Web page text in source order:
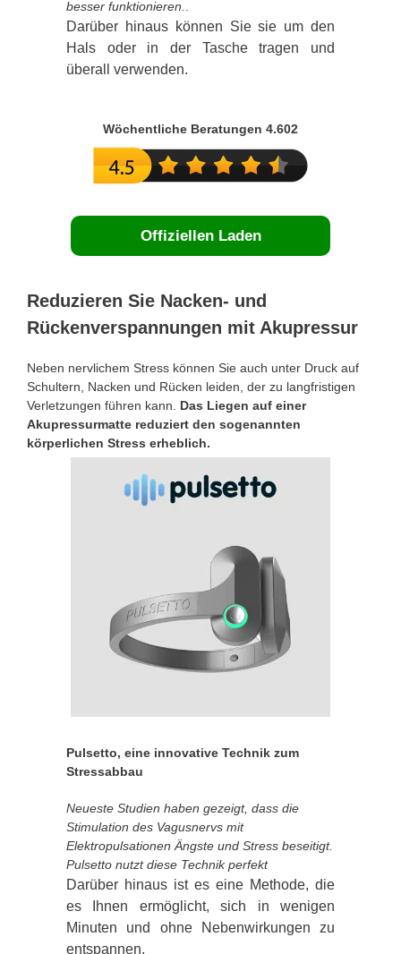
besser funktionieren.
Darüber hinaus können Sie sie um den
Hals oder in der Tasche tragen und
überall verwenden.
Wöchentliche Beratungen 4.602
Offiziellen Laden
Reduzieren Sie Nacken- und
Rückenverspannungen mit Akupressur
Neben nervlichem Stress können Sie auch unter Druck auf
Schultern, Nacken und Rücken leiden, der zu langfristigen
Verletzungen führen kann. Das Liegen auf einer
Akupressurmatte reduziert den sogenannten
körperlichen Stress erheblich.
Pulsetto, eine innovative Technik zum
Stressabbau
Neueste Studien haben gezeigt, dass die
Stimulation des Vagusnervs mit
Elektropulsationen Ängste und Stress beseitigt.
Pulsetto nutzt diese Technik perfekt
Darüber hinaus ist es eine Methode, die
es Ihnen ermöglicht, sich in wenigen
Minuten und ohne Nebenwirkungen zu
entspannen.